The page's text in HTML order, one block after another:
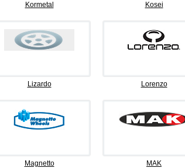
Kormetal Kosei
Lizardo Lorenzo
Magnetto MAK